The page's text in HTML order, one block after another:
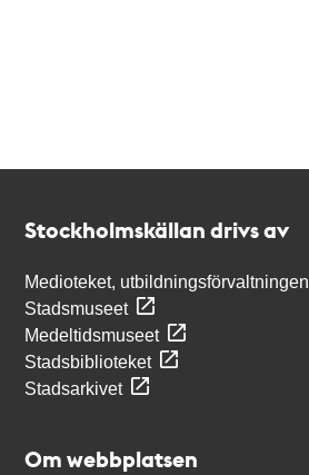
Stockholmskällan drivs av
Medioteket, utbildningsförvaltningen
Stadsmuseet
Medeltidsmuseet
Stadsbiblioteket
Stadsarkivet
Om webbplatsen